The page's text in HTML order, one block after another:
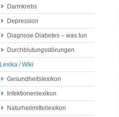
Darmkrebs
Depression
Diagnose Diabetes – was tun
Durchblutungsstörungen
Lexika / Wiki
Gesundheitslexikon
Infektionenlexikon
Naturheilmittellexikon